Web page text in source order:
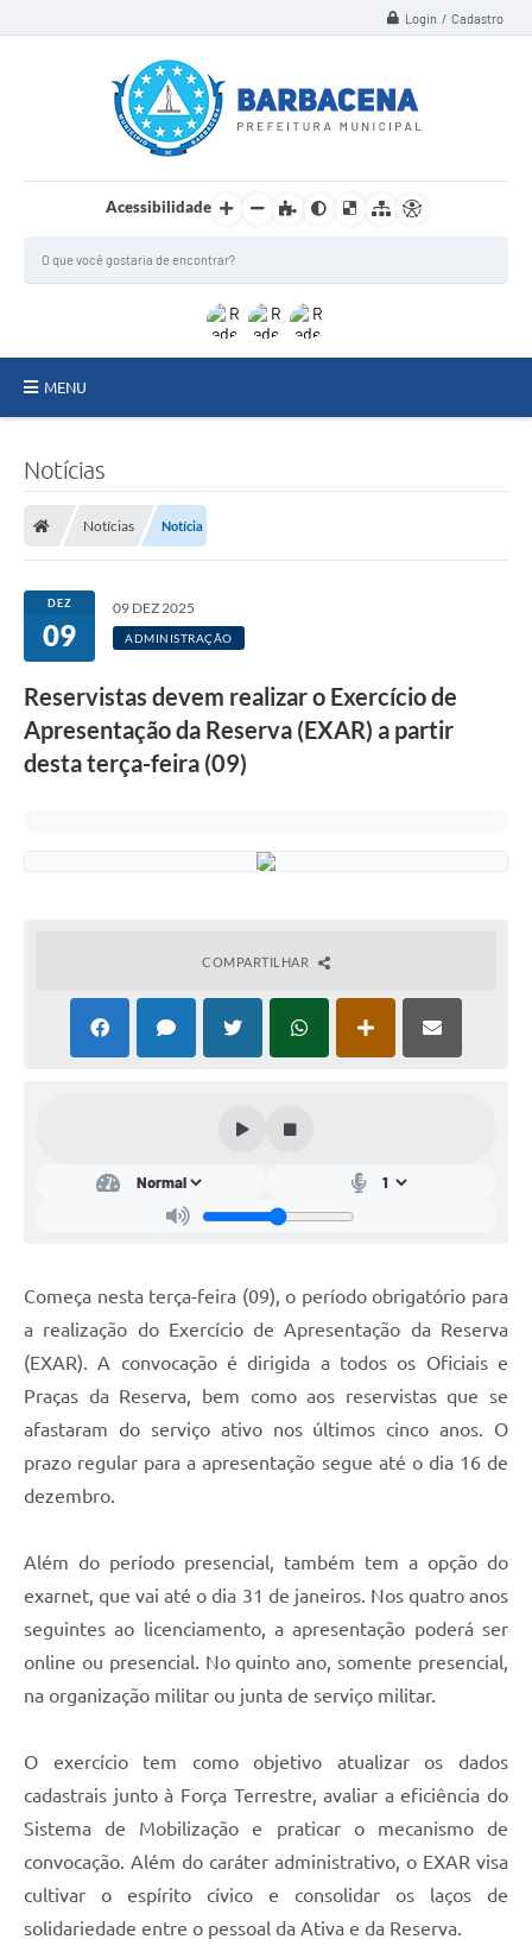
Login / Cadastro
Acessibilidade
MENU
Meio Ambiente
Ouvidoria
Serviços
Visite Barbacena
PPA - PLANO PLURIANUAL 2026/2029
PCA (Planos de Contratações Anuais)
PNAB 2026 - Ciclo 2
Plano Diretor e Mobilidade Urbana
3º Jornada Empreendedora BQ
Festival Gastronômico
Emprega Barbacena
Regularização de bairros
Carta de Serviços
Arquivos para Download
Legislação
Transparência
SIC
Notícias
Notícias Notícia
DEZ
09
09 DEZ 2025
ADMINISTRAÇÃO
Reservistas devem realizar o Exercício de
Apresentação da Reserva (EXAR) a partir
desta terça-feira (09)
COMPARTILHAR
Começa nesta terça-feira (09), o período obrigatório para
a realização do Exercício de Apresentação da Reserva
(EXAR). A convocação é dirigida a todos os Oficiais e
Praças da Reserva, bem como aos reservistas que se
afastaram do serviço ativo nos últimos cinco anos. O
prazo regular para a apresentação segue até o dia 16 de
dezembro.
Além do período presencial, também tem a opção do
exarnet, que vai até o dia 31 de janeiros. Nos quatro anos
seguintes ao licenciamento, a apresentação poderá ser
online ou presencial. No quinto ano, somente presencial,
na organização militar ou junta de serviço militar.
O exercício tem como objetivo atualizar os dados
cadastrais junto à Força Terrestre, avaliar a eficiência do
Sistema de Mobilização e praticar o mecanismo de
convocação. Além do caráter administrativo, o EXAR visa
cultivar o espírito cívico e consolidar os laços de
solidariedade entre o pessoal da Ativa e da Reserva.